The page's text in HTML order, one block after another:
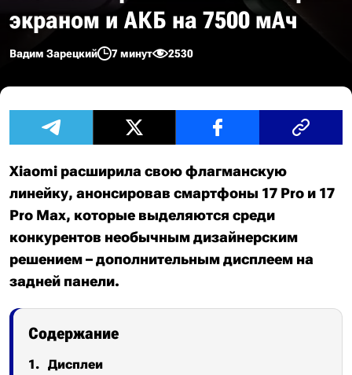
экраном и АКБ на 7500 мАч
Вадим Зарецкий 7 минут 2530
Xiaomi расширила свою флагманскую
линейку, анонсировав смартфоны 17 Pro и 17
Pro Max, которые выделяются среди
конкурентов необычным дизайнерским
решением – дополнительным дисплеем на
задней панели.
Содержание
Дисплеи